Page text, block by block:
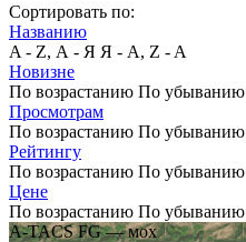
Сортировать по:
Названию
A - Z, А - Я Я - А, Z - A
Новизне
По возрастанию По убыванию
Просмотрам
По возрастанию По убыванию
Рейтингу
По возрастанию По убыванию
Цене
По возрастанию По убыванию
A-TACS FG — мох